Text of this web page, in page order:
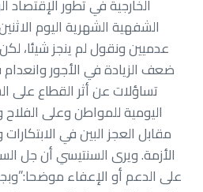
الخارجية في تطور
الشفهية الشهرية اليوم
عدميين ونقول لم ينجز شيئا،
ضعف الزيادة في الأجور
تساؤلات عن أثر القطاع على
اليومية للمواطن وعلى الفلاح
مقابل العجز البين في
الأزمة. ويرى السنتيسي أن جل
على الدعم أو الإعفاء